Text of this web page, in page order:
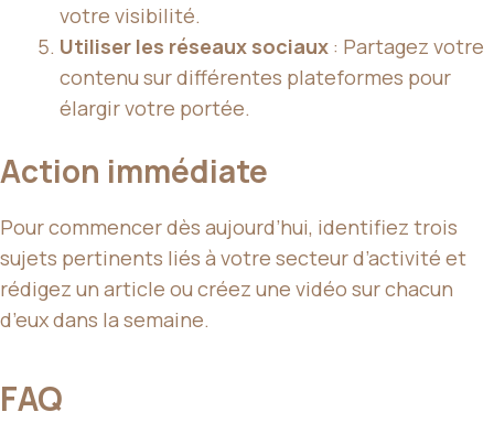
votre visibilité.
Utiliser les réseaux sociaux : Partagez votre
contenu sur différentes plateformes pour
élargir votre portée.
Action immédiate
Pour commencer dès aujourd’hui, identifiez trois
sujets pertinents liés à votre secteur d’activité et
rédigez un article ou créez une vidéo sur chacun
d’eux dans la semaine.
FAQ